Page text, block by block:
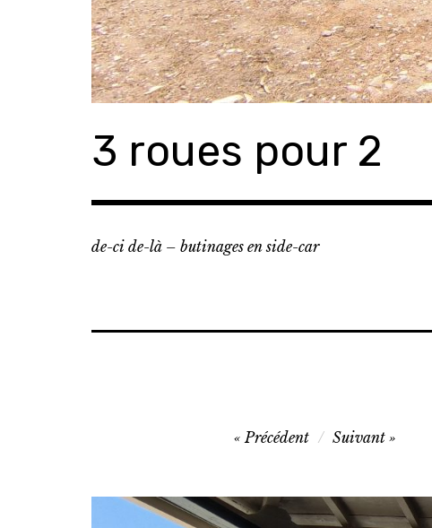
3 roues pour 2
de-ci de-là – butinages en side-car
l’article
Précédent Suivant